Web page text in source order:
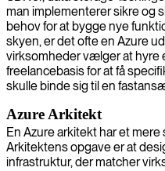
man implementerer sikre og
behov for at bygge nye
skyen, er det ofte en Azure
virksomheder vælger at hyre
freelancebasis for at få
skulle binde sig til en
Azure Arkitekt
En Azure arkitekt har et
Arkitektens opgave er at
infrastruktur, der matcher